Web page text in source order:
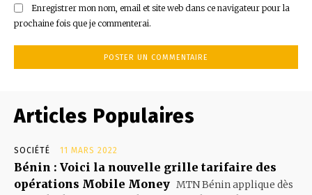
Enregistrer mon nom, email et site web dans ce navigateur pour la
prochaine fois que je commenterai.
Articles Populaires
SOCIÉTÉ 11 MARS 2022
Bénin : Voici la nouvelle grille tarifaire des
opérations Mobile Money MTN Bénin applique dès